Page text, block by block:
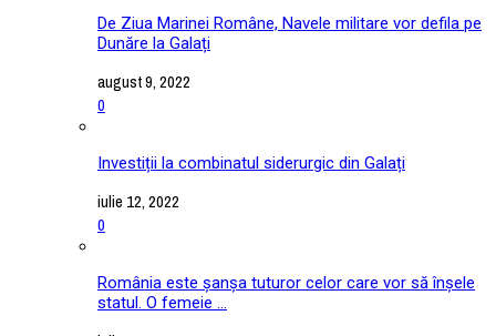
De Ziua Marinei Române, Navele militare vor defila pe
Dunăre la Galați
august 9, 2022
0
Investiții la combinatul siderurgic din Galați
iulie 12, 2022
0
România este șanșa tuturor celor care vor să înșele
statul. O femeie ...